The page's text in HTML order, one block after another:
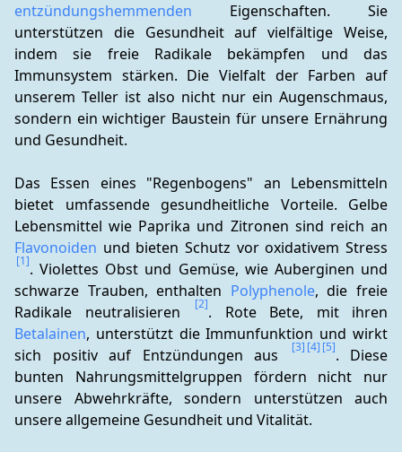
entzündungshemmenden Eigenschaften. Sie
unterstützen die Gesundheit auf vielfältige Weise,
indem sie freie Radikale bekämpfen und das
Immunsystem stärken. Die Vielfalt der Farben auf
unserem Teller ist also nicht nur ein Augenschmaus,
sondern ein wichtiger Baustein für unsere Ernährung
und Gesundheit.
Das Essen eines "Regenbogens" an Lebensmitteln
bietet umfassende gesundheitliche Vorteile. Gelbe
Flavonoiden
[1]. Violettes Obst und Gemüse, wie Auberginen und
schwarze Trauben, enthalten Polyphenole, die freie
Radikale neutralisieren
[2]
Betalainen, unterstützt die Immunfunktion und wirkt
sich positiv auf Entzündungen aus
[3] [4] [5]. Diese
bunten Nahrungsmittelgruppen fördern nicht nur
unsere Abwehrkräfte, sondern unterstützen auch
unsere allgemeine Gesundheit und Vitalität.